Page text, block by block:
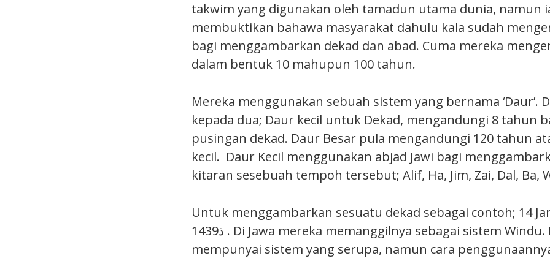
takwim yang digunakan oleh tamadun utama dunia, namun
membuktikan bahawa masyarakat dahulu kala sudah
bagi menggambarkan dekad dan abad. Cuma mereka
dalam bentuk 10 mahupun 100 tahun.
Mereka menggunakan sebuah sistem yang bernama ‘Daur’.
kepada dua; Daur kecil untuk Dekad, mengandungi 8 tahun
pusingan dekad. Daur Besar pula mengandungi 120 tahun
kecil. Daur Kecil menggunakan abjad Jawi bagi
kitaran sesebuah tempoh tersebut; Alif, Ha, Jim, Zai, Dal, Ba,
Untuk menggambarkan sesuatu dekad sebagai contoh; 14
1439ذ . Di Jawa mereka memanggilnya sebagai sistem Windu. Mereka juga
mempunyai sistem yang serupa, namun cara